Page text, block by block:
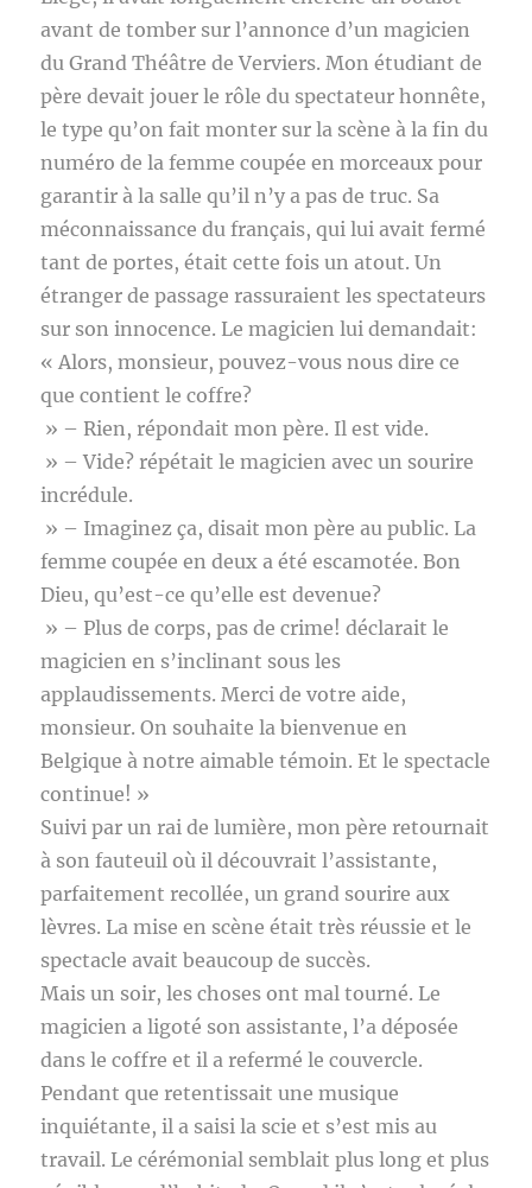
avant de tomber sur l’annonce d’un magicien
du Grand Théâtre de Verviers. Mon étudiant de
père devait jouer le rôle du spectateur honnête,
le type qu’on fait monter sur la scène à la fin du
numéro de la femme coupée en morceaux pour
garantir à la salle qu’il n’y a pas de truc. Sa
méconnaissance du français, qui lui avait fermé
tant de portes, était cette fois un atout. Un
étranger de passage rassuraient les spectateurs
sur son innocence. Le magicien lui demandait:
« Alors, monsieur, pouvez-vous nous dire ce
que contient le coffre?
» – Rien, répondait mon père. Il est vide.
» – Vide? répétait le magicien avec un sourire
incrédule.
» – Imaginez ça, disait mon père au public. La
femme coupée en deux a été escamotée. Bon
Dieu, qu’est-ce qu’elle est devenue?
» – Plus de corps, pas de crime! déclarait le
magicien en s’inclinant sous les
applaudissements. Merci de votre aide,
monsieur. On souhaite la bienvenue en
Belgique à notre aimable témoin. Et le spectacle
continue! »
Suivi par un rai de lumière, mon père retournait
à son fauteuil où il découvrait l’assistante,
parfaitement recollée, un grand sourire aux
lèvres. La mise en scène était très réussie et le
spectacle avait beaucoup de succès.
Mais un soir, les choses ont mal tourné. Le
magicien a ligoté son assistante, l’a déposée
dans le coffre et il a refermé le couvercle.
Pendant que retentissait une musique
inquiétante, il a saisi la scie et s’est mis au
travail. Le cérémonial semblait plus long et plus